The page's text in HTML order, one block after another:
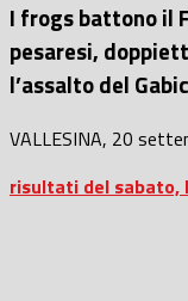
I frogs battono il
pesaresi,
l’assalto del
VALLESINA, 20
risultati del